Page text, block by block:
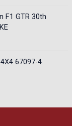
F1 GTR 30th
67097-4